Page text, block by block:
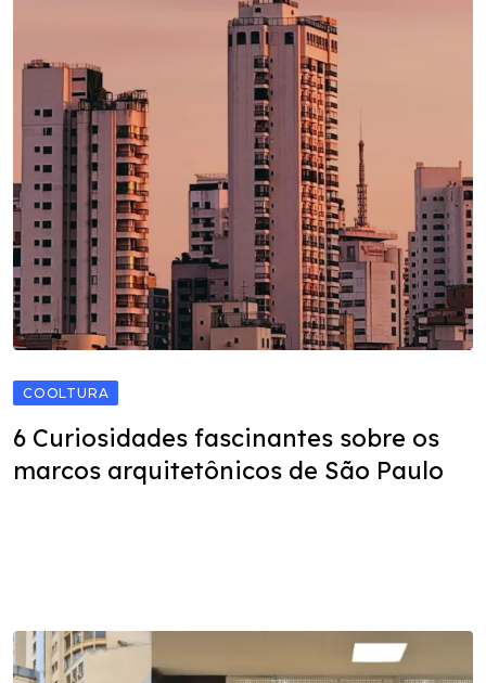
COOLTURA
6 Curiosidades fascinantes sobre os
marcos arquitetônicos de São Paulo